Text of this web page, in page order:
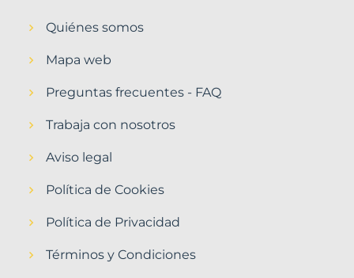
Quiénes somos
Mapa web
Preguntas frecuentes - FAQ
Trabaja con nosotros
Aviso legal
Política de Cookies
Política de Privacidad
Términos y Condiciones